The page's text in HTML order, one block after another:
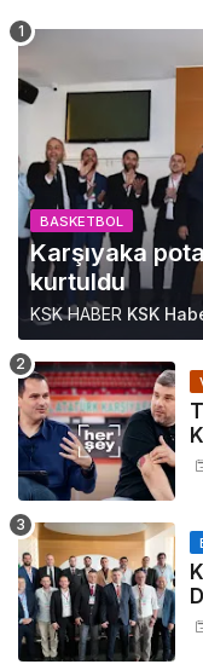
BASKETBOL
Karşıyaka
kurtuldu
KSK HABER KSK